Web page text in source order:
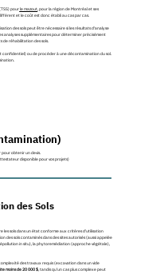
pourle mazout , pour la région de Montréal et ses
et le coût est donc établi au cas par cas.
des sols peut être nécessaire si les résultats d'analyse
analyses supplémentaires pour déterminer précisément
de réhabilitation des sols.
ou de procéder à une décontamination du sol.
obtenir un devis.
disponible pour vos projets)
des Sols
les sols dans un état conforme aux critères d'utilisation
des sols contaminés dans des sites autorisés (aussi appelée
in situ), la phytoremédiation (approche végétale),
des travaux requis (excavation dans un vide
moins de 20 000 $, tandis qu'un cas plus complexe peut